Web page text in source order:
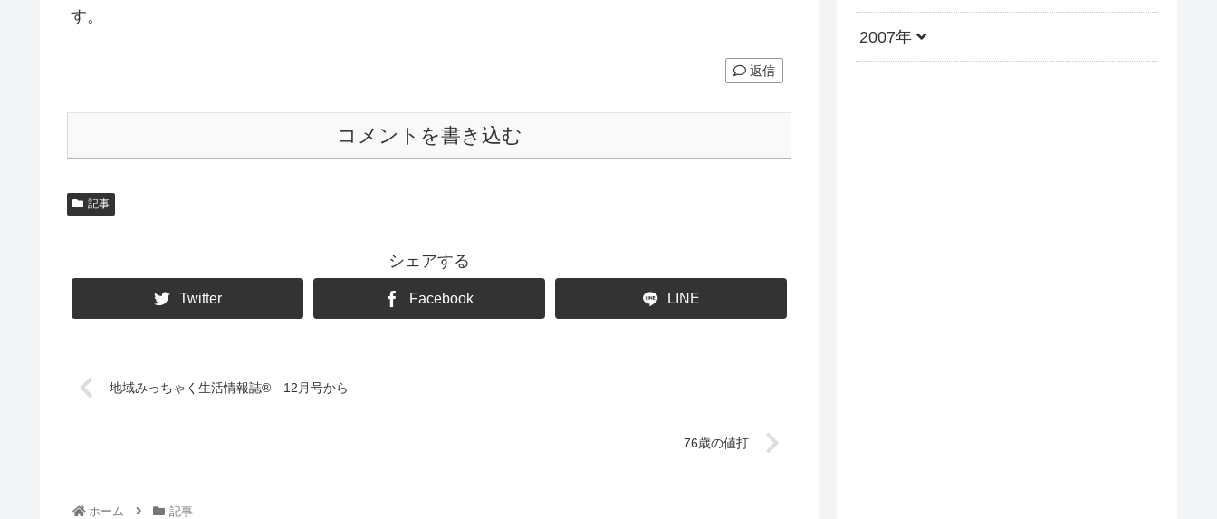
す。
返信
コメントを書き込む
記事
シェアする
Twitter Facebook LINE
地域みっちゃく生活情報誌® 12月号から
76歳の値打
ホーム 記事
2007年